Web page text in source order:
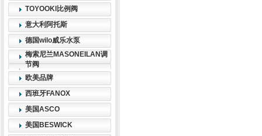
TOYOOKI比例阀
意大利阿托斯
德国wilo威乐水泵
梅索尼兰MASONEILAN调
节阀
欧美品牌
西班牙FANOX
美国ASCO
美国BESWICK